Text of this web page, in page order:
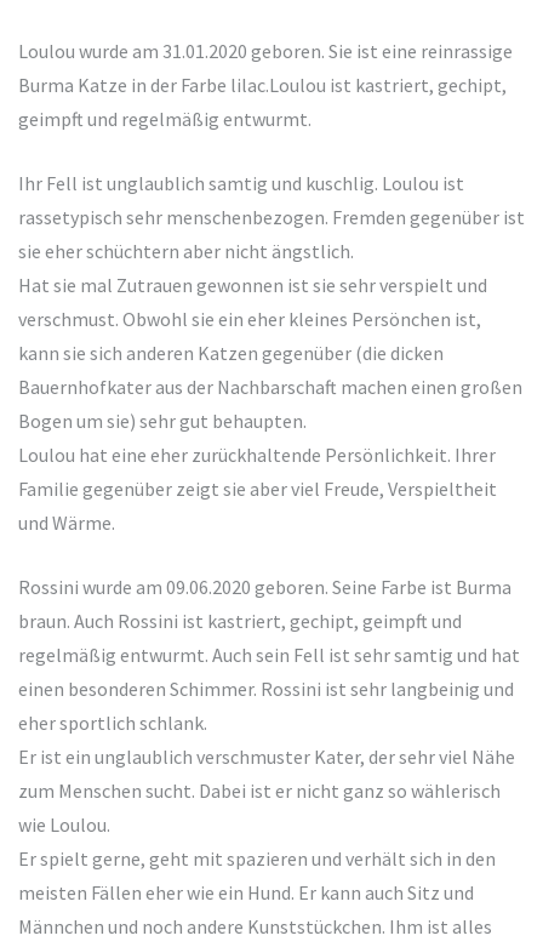
Loulou wurde am 31.01.2020 geboren. Sie ist eine reinrassige
Burma Katze in der Farbe lilac.Loulou ist kastriert, gechipt,
geimpft und regelmäßig entwurmt.
Ihr Fell ist unglaublich samtig und kuschlig. Loulou ist
rassetypisch sehr menschenbezogen. Fremden gegenüber ist
sie eher schüchtern aber nicht ängstlich.
Hat sie mal Zutrauen gewonnen ist sie sehr verspielt und
verschmust. Obwohl sie ein eher kleines Persönchen ist,
kann sie sich anderen Katzen gegenüber (die dicken
Bauernhofkater aus der Nachbarschaft machen einen großen
Bogen um sie) sehr gut behaupten.
Loulou hat eine eher zurückhaltende Persönlichkeit. Ihrer
Familie gegenüber zeigt sie aber viel Freude, Verspieltheit
und Wärme.
Rossini wurde am 09.06.2020 geboren. Seine Farbe ist Burma
braun. Auch Rossini ist kastriert, gechipt, geimpft und
regelmäßig entwurmt. Auch sein Fell ist sehr samtig und hat
einen besonderen Schimmer. Rossini ist sehr langbeinig und
eher sportlich schlank.
Er ist ein unglaublich verschmuster Kater, der sehr viel Nähe
zum Menschen sucht. Dabei ist er nicht ganz so wählerisch
wie Loulou.
Er spielt gerne, geht mit spazieren und verhält sich in den
meisten Fällen eher wie ein Hund. Er kann auch Sitz und
Männchen und noch andere Kunststückchen. Ihm ist alles